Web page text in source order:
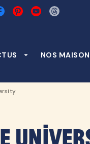
CONTENU
arrow_drop_down NOS